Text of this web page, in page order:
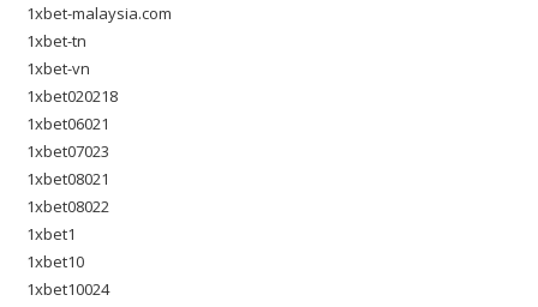
1xbet-malaysia.com
1xbet-tn
1xbet-vn
1xbet020218
1xbet06021
1xbet07023
1xbet08021
1xbet08022
1xbet1
1xbet10
1xbet10024